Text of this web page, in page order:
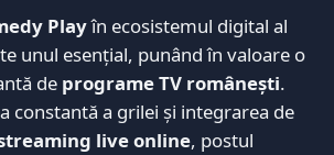
Playîn ecosistemul digital al
unul esențial, punând în valoare o
de programe TV românești.
constantă a grilei și integrarea de
live online, postul